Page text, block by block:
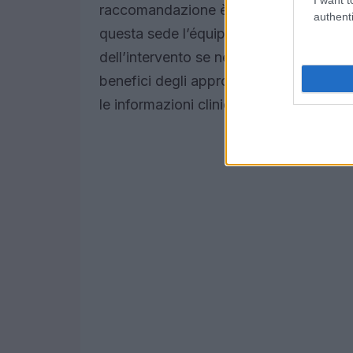
raccomandazione è di farlo con
questa sede l’équipe valuta il motivo
dell’intervento se necessaria e
benefici degli approcci disponibili. La
le informazioni cliniche e